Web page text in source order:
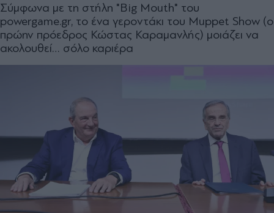
Σύμφωνα με τη στήλη "Big Mouth" του
powergame.gr, το ένα γεροντάκι του Muppet Show (ο
πρώην πρόεδρος Κώστας Καραμανλής) μοιάζει να
ακολουθεί… σόλο καριέρα